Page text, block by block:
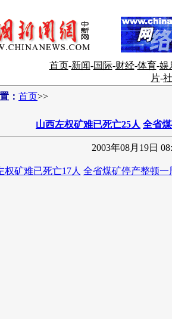
首页-新闻-国际-财经-体育-娱
片-
： 首页>>
山西左权矿难已死亡25人 全省
2003年08月19日
权矿难已死亡17人 全省煤矿停产整顿一